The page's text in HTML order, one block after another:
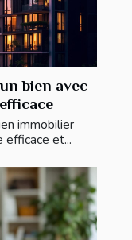
bien avec
immobilier
et...